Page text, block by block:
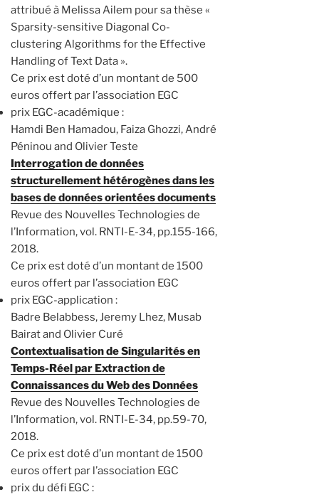
attribué à Melissa Ailem pour sa thèse «
Sparsity-sensitive Diagonal Co-
clustering Algorithms for the Effective
Handling of Text Data ».
Ce prix est doté d’un montant de 500
euros offert par l’association EGC
prix EGC-académique :
Hamdi Ben Hamadou, Faiza Ghozzi, André
Péninou and Olivier Teste
Interrogation de données
structurellement hétérogènes dans les
bases de données orientées documents
Revue des Nouvelles Technologies de
l’Information, vol. RNTI-E-34, pp.155-166,
2018.
Ce prix est doté d’un montant de 1500
euros offert par l’association EGC
prix EGC-application :
Badre Belabbess, Jeremy Lhez, Musab
Bairat and Olivier Curé
Contextualisation de Singularités en
Temps-Réel par Extraction de
Connaissances du Web des Données
Revue des Nouvelles Technologies de
l’Information, vol. RNTI-E-34, pp.59-70,
2018.
Ce prix est doté d’un montant de 1500
euros offert par l’association EGC
prix du défi EGC :